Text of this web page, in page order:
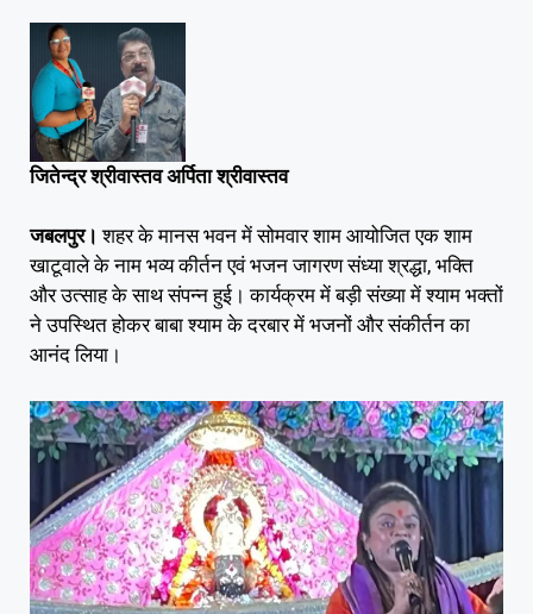
जितेन्द्र श्रीवास्तव अर्पिता श्रीवास्तव
जबलपुर। शहर के मानस भवन में सोमवार शाम आयोजित एक शाम
खाटूवाले के नाम भव्य कीर्तन एवं भजन जागरण संध्या श्रद्धा, भक्ति
और उत्साह के साथ संपन्न हुई। कार्यक्रम में बड़ी संख्या में श्याम भक्तों
ने उपस्थित होकर बाबा श्याम के दरबार में भजनों और संकीर्तन का
आनंद लिया।